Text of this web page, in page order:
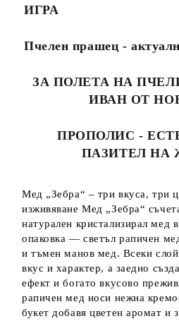
ИГРА
Пчелен прашец -
ЗА ПОЛЕТА НА
ИВАН ОТ
ПРОПОЛИС -
ПАЗИТЕЛ НА
Мед „Зебра“ – три вкуса, три
изживяване Мед „Зебра“
натурален кристализирал мед
опаковка — светъл рапичен
и тъмен манов мед. Всеки слой
вкус и характер, а заедно
ефект и богато вкусово
рапичен мед носи нежна
букет добавя цветен аромат и